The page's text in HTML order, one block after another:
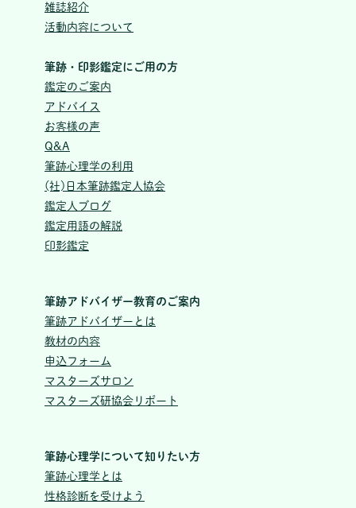
雑誌紹介
活動内容について
筆跡・印影鑑定にご用の方
鑑定のご案内
アドバイス
お客様の声
Q&A
筆跡心理学の利用
(社)日本筆跡鑑定人協会
鑑定人ブログ
鑑定用語の解説
印影鑑定
筆跡アドバイザー教育のご案内
筆跡アドバイザーとは
教材の内容
申込フォーム
マスターズサロン
マスターズ研協会リポート
筆跡心理学について知りたい方
筆跡心理学とは
性格診断を受けよう